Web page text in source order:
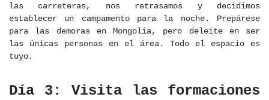
las carreteras, nos retrasamos y decidimos
establecer un campamento para la noche. Prepárese
para las demoras en Mongolia, pero deleite en ser
las únicas personas en el área. Todo el espacio es
tuyo.
Día 3: Visita las formaciones